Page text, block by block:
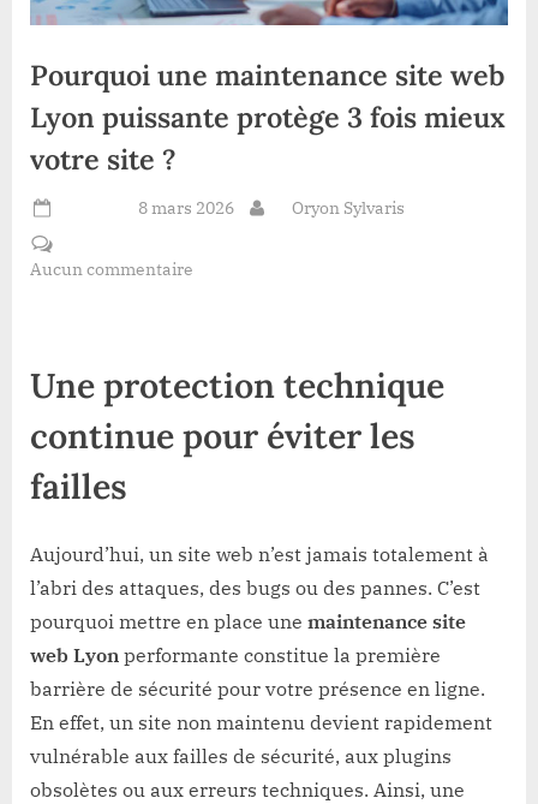
Pourquoi une maintenance site web
Lyon puissante protège 3 fois mieux
votre site ?
Posted on8 mars 2026 ByOryon Sylvaris
Aucun commentaire
Une protection technique
continue pour éviter les
failles
Aujourd’hui, un site web n’est jamais totalement à
l’abri des attaques, des bugs ou des pannes. C’est
pourquoi mettre en place une maintenance site
web Lyon performante constitue la première
barrière de sécurité pour votre présence en ligne.
En effet, un site non maintenu devient rapidement
vulnérable aux failles de sécurité, aux plugins
obsolètes ou aux erreurs techniques. Ainsi, une